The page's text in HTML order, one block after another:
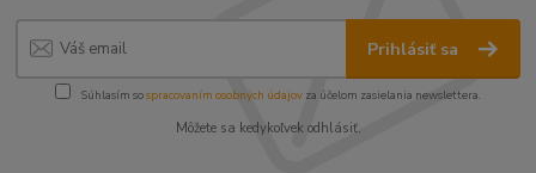
Prihlásiť sa
Súhlasím sospracovaním osobných údajov za účelom zasielania newslettera.
Môžete sa kedykoľvek odhlásiť.